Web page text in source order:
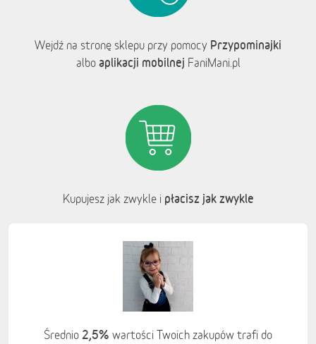
Wejdź na stronę sklepu przy pomocy Przypominajki
albo aplikacji mobilnej FaniMani.pl
Kupujesz jak zwykle i płacisz jak zwykle
Średnio 2,5% wartości Twoich zakupów trafi do